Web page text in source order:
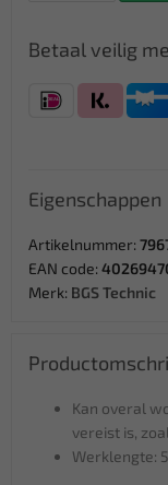
Betaal veilig
Eigenschappen
Artikelnummer:
EAN code:
Merk: BGS Technic
Kan overal
vereist is,
Werklengte: